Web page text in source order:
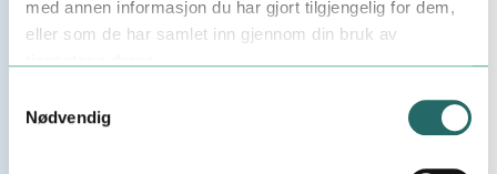
med annen informasjon du har gjort tilgjengelig for dem,
eller som de har samlet inn gjennom din bruk av
Nødvendig